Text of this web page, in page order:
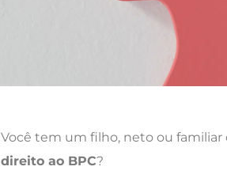
Você tem um filho, neto ou familiar
direito ao BPC?